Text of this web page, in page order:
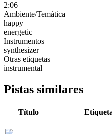
2:06
Ambiente/Temática
happy
energetic
Instrumentos
synthesizer
Otras etiquetas
instrumental
Pistas similares
Título